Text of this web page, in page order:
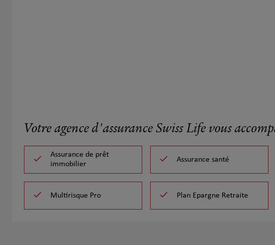
Votre agence d'assurance Swiss Life vous
Assurance de prêt
immobilier
Assurance santé
Multirisque Pro Plan Epargne Retraite